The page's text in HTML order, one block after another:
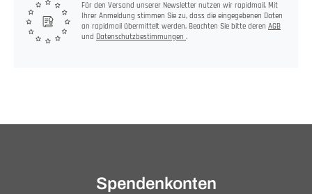
Für den Versand unserer Newsletter nutzen wir rapidmail. Mit
Ihrer Anmeldung stimmen Sie zu, dass die eingegebenen Daten
an rapidmail übermittelt werden. Beachten Sie bitte deren AGB
und Datenschutzbestimmungen .
Spendenkonten